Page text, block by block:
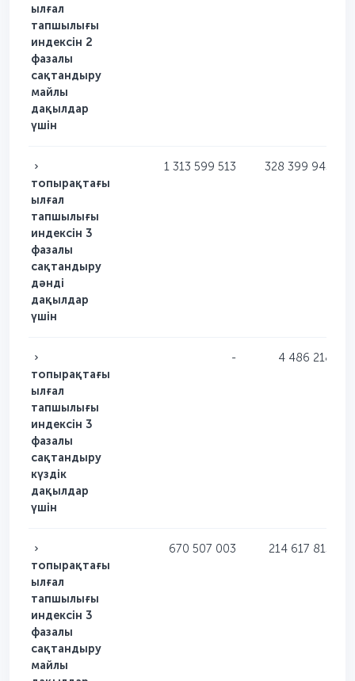
ылғал
тапшылығы
индексін 2
фазалы
сақтандыру
майлы
дақылдар
үшін
топырақтағы
ылғал
тапшылығы
индексін 3
фазалы
сақтандыру
дәнді
дақылдар
үшін
1 313 599 513 328 399 945
топырақтағы
ылғал
тапшылығы
индексін 3
фазалы
сақтандыру
күздік
дақылдар
үшін
- 4 486 218
топырақтағы
ылғал
тапшылығы
индексін 3
фазалы
сақтандыру
майлы
670 507 003 214 617 815